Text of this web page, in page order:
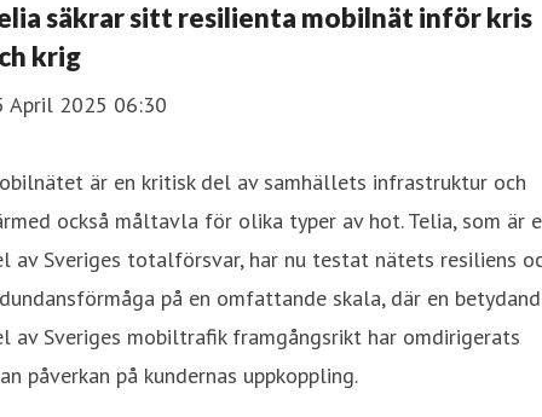
säkrar sitt resilienta mobilnät inför kris
krig
April 2025 06:30
är en kritisk del av samhällets infrastruktur och
också måltavla för olika typer av hot. Telia, som är
av Sveriges totalförsvar, har nu testat nätets resiliens
på en omfattande skala, där en
av Sveriges mobiltrafik framgångsrikt har omdirigerats
påverkan på kundernas uppkoppling.